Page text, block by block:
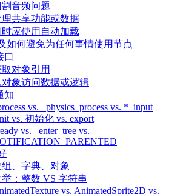
割音频问题
理共享功能或数据
时应使用自动加载
如何避免为任何事情使用节点
口
对象引用
对象访问数据或逻辑
知
vs. _physics_process vs. *_input
vs. 初始化 vs. export
vs. _enter_tree vs.
、字典、对象
：整数 VS 字符串
vs. AnimatedSprite2D vs.